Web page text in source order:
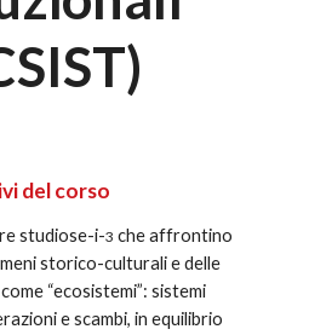
del corso
studiose-i-3 che affrontino
storico-culturali e delle
“ecosistemi”: sistemi
e scambi, in equilibrio